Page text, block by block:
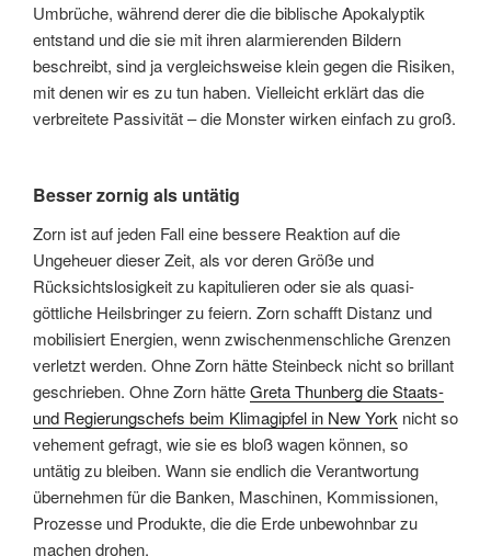
Umbrüche, während derer die die biblische Apokalyptik
entstand und die sie mit ihren alarmierenden Bildern
beschreibt, sind ja vergleichsweise klein gegen die Risiken,
mit denen wir es zu tun haben. Vielleicht erklärt das die
verbreitete Passivität – die Monster wirken einfach zu groß.
Besser zornig als untätig
Zorn ist auf jeden Fall eine bessere Reaktion auf die
Ungeheuer dieser Zeit, als vor deren Größe und
Rücksichtslosigkeit zu kapitulieren oder sie als quasi-
göttliche Heilsbringer zu feiern. Zorn schafft Distanz und
mobilisiert Energien, wenn zwischenmenschliche Grenzen
verletzt werden. Ohne Zorn hätte Steinbeck nicht so brillant
geschrieben. Ohne Zorn hätteGreta Thunberg die Staats-
und Regierungschefs beim Klimagipfel in New York nicht so
vehement gefragt, wie sie es bloß wagen können, so
untätig zu bleiben. Wann sie endlich die Verantwortung
übernehmen für die Banken, Maschinen, Kommissionen,
Prozesse und Produkte, die die Erde unbewohnbar zu
machen drohen.